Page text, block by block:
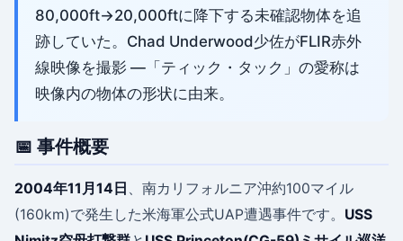
80,000ft→20,000ftに降下する未確認物体を追
跡していた。Chad Underwood少佐がFLIR赤外
線映像を撮影 —「ティック・タック」の愛称は
映像内の物体の形状に由来。
📅 事件概要
2004年11月14日
、南カリフォルニア沖約100マイル
(160km)で発生した米海軍公式UAP遭遇事件です。 USS